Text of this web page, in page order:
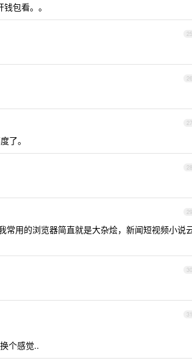
包看。。
25
26
27
了。
28
29
常用的浏览器简直就是大杂烩，新闻短视频小说
30
31
个感觉..